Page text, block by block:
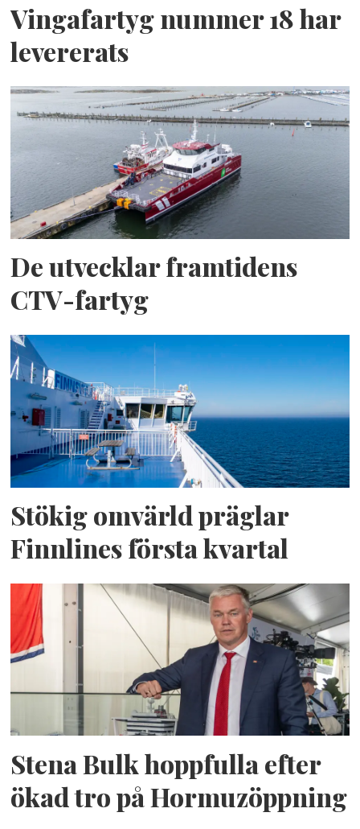
Vingafartyg nummer 18 har
levererats
De utvecklar framtidens
CTV-fartyg
Stökig omvärld präglar
Finnlines första kvartal
Stena Bulk hoppfulla efter
ökad tro på Hormuzöppning